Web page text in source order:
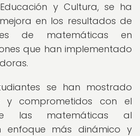
y Cultura, se ha
en los resultados de
de matemáticas en
que han implementado
se han mostrado
y comprometidos con el
las matemáticas al
enfoque más dinámico y